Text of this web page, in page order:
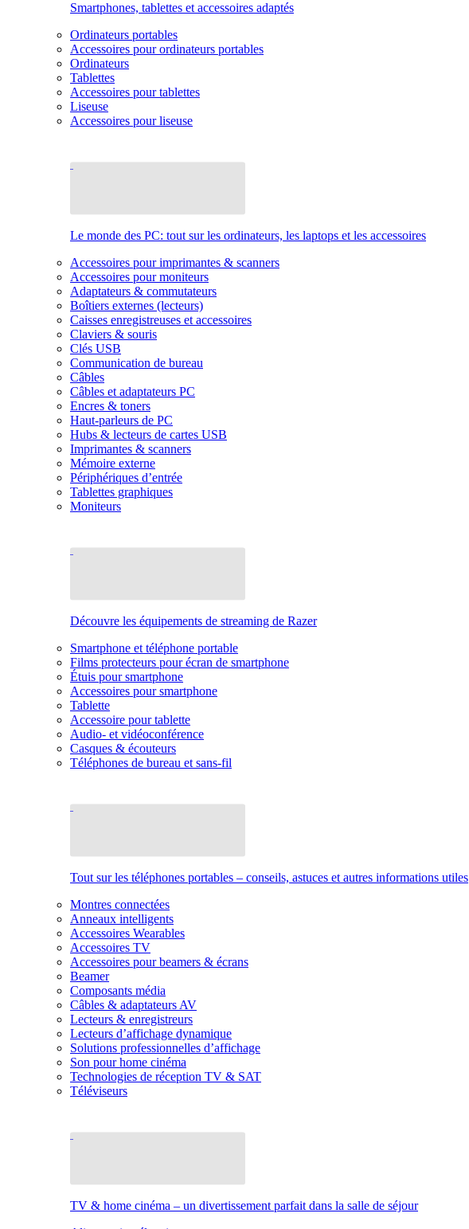
Smartphones, tablettes et accessoires adaptés
Ordinateurs portables
Accessoires pour ordinateurs portables
Ordinateurs
Tablettes
Accessoires pour tablettes
Liseuse
Accessoires pour liseuse
Le monde des PC: tout sur les ordinateurs, les laptops et les accessoires
Accessoires pour imprimantes & scanners
Accessoires pour moniteurs
Adaptateurs & commutateurs
Boîtiers externes (lecteurs)
Caisses enregistreuses et accessoires
Claviers & souris
Clés USB
Communication de bureau
Câbles
Câbles et adaptateurs PC
Encres & toners
Haut-parleurs de PC
Hubs & lecteurs de cartes USB
Imprimantes & scanners
Mémoire externe
Périphériques d’entrée
Tablettes graphiques
Moniteurs
Découvre les équipements de streaming de Razer
Smartphone et téléphone portable
Films protecteurs pour écran de smartphone
Étuis pour smartphone
Accessoires pour smartphone
Tablette
Accessoire pour tablette
Audio- et vidéoconférence
Casques & écouteurs
Téléphones de bureau et sans-fil
Tout sur les téléphones portables – conseils, astuces et autres informations utiles
Montres connectées
Anneaux intelligents
Accessoires Wearables
Accessoires TV
Accessoires pour beamers & écrans
Beamer
Composants média
Câbles & adaptateurs AV
Lecteurs & enregistreurs
Lecteurs d’affichage dynamique
Solutions professionnelles d’affichage
Son pour home cinéma
Technologies de réception TV & SAT
Téléviseurs
TV & home cinéma – un divertissement parfait dans la salle de séjour